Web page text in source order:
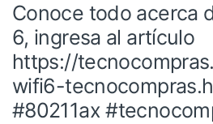
Conoce todo acerca
6, ingresa al artículo
https://
wifi6-
#80211ax